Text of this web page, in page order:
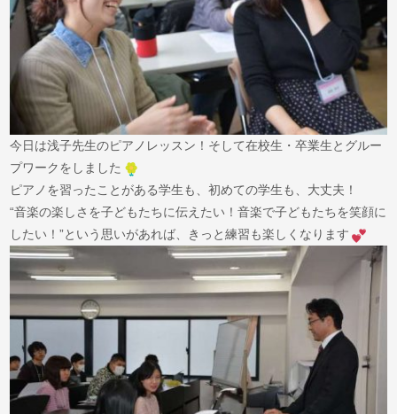
今日は浅子先生のピアノレッスン！そして在校生・卒業生とグルー
プワークをしました
ピアノを習ったことがある学生も、初めての学生も、大丈夫！
“音楽の楽しさを子どもたちに伝えたい！音楽で子どもたちを笑顔に
したい！”という思いがあれば、きっと練習も楽しくなります